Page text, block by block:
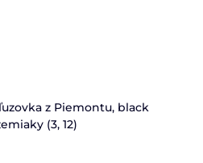
z Piemontu, black
(3, 12)